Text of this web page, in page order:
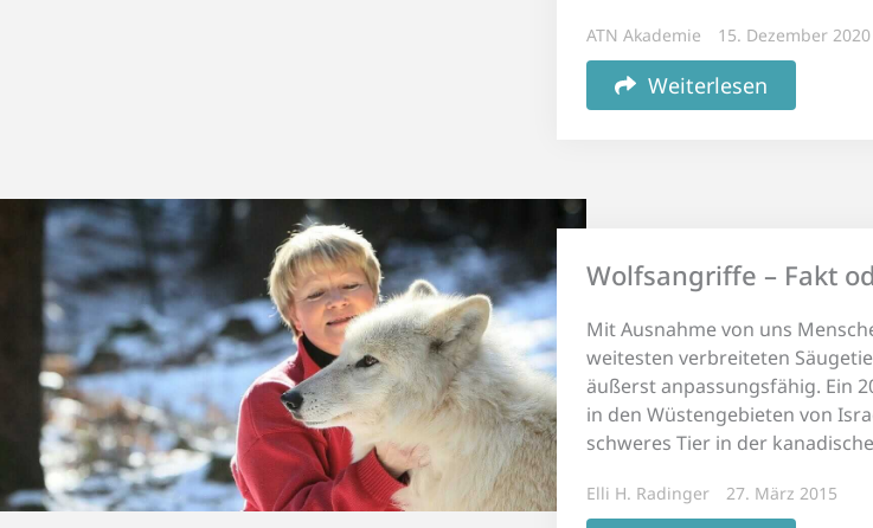
ATN Akademie 15. Dezember 2020
Weiterlesen
Wolfsangriffe – Fakt
Mit Ausnahme von uns
weitesten verbreiteten
äußerst anpassungsfähig. Ein
in den Wüstengebieten von
schweres Tier in der
Elli H. Radinger 27. März 2015